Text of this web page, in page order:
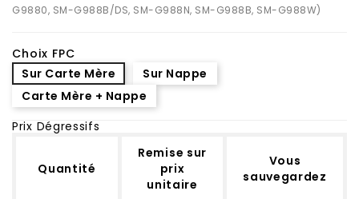
G9880, SM-G988B/DS, SM-G988N, SM-G988B, SM-G988W)
Choix FPC
Sur Carte Mère
Sur Nappe
Carte Mère + Nappe
Prix Dégressifs
Quantité
Remise sur
prix
unitaire
Vous
sauvegardez